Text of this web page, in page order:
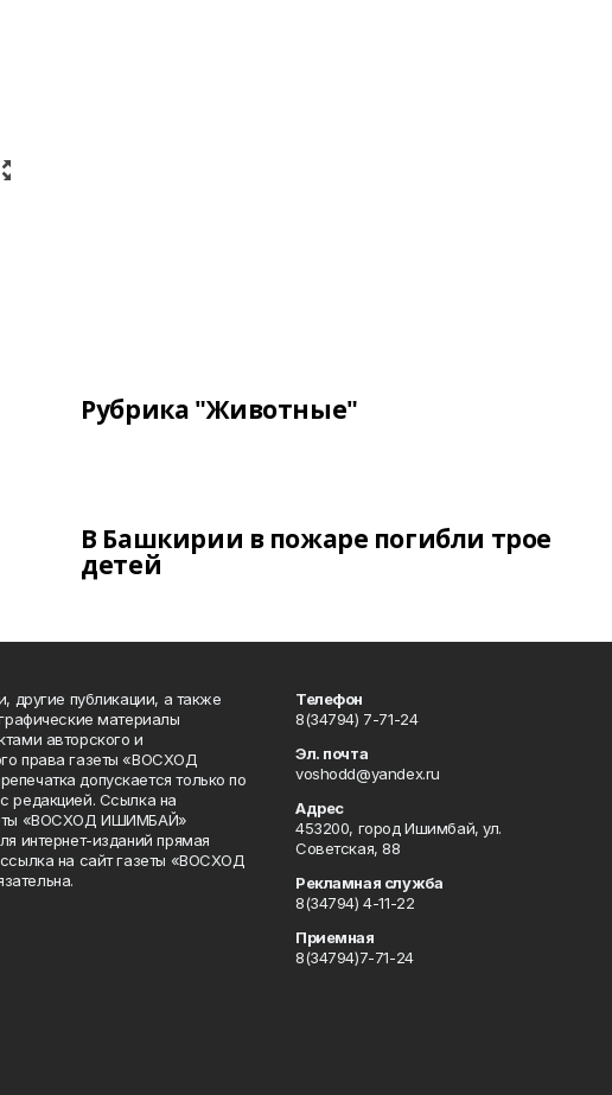
Рубрика "Животные"
В Башкирии в пожаре погибли трое
детей
другие публикации, а также
материалы
авторского и
права газеты «ВОСХОД
допускается только по
редакцией. Ссылка на
«ВОСХОД ИШИМБАЙ»
интернет-изданий прямая
на сайт газеты «ВОСХОД
Телефон
8(34794) 7-71-24
Эл. почта
voshodd@yandex.ru
Адрес
453200, город Ишимбай, ул.
Советская, 88
Рекламная служба
8(34794) 4-11-22
Приемная
8(34794)7-71-24